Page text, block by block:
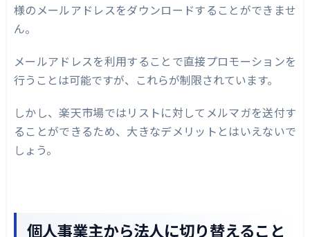
様のメールアドレスをダウンロードすることができませ
ん。
メールアドレスを利用することで直接プロモーションを
行うことは可能ですが、これらが制限されています。
しかし、楽天市場ではリストに対してメルマガを送付す
ることができるため、大きなデメリットとはいえないで
しょう。
個人事業主から法人に切り替えること